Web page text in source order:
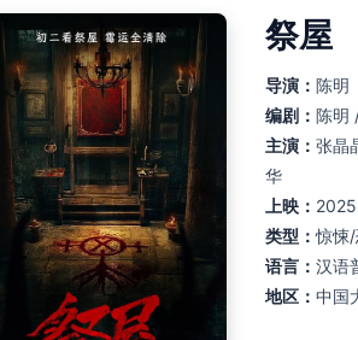
祭屋
导演： 陈明
编剧： 陈明
主演： 张晶
华
上映：
类型：惊悚
语言： 汉语
地区： 中国